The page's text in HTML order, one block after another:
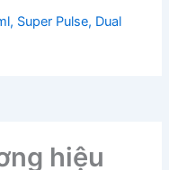
hiệu
Super Pulse, Dual